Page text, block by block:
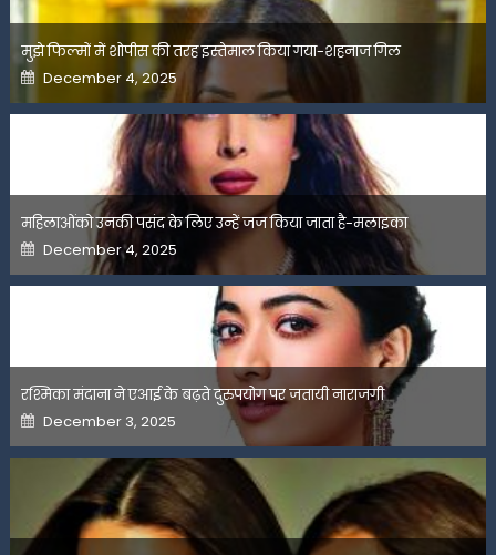
मुझे फिल्मों में शोपीस की तरह इस्तेमाल किया गया-शहनाज गिल
Posted
on
December 4, 2025
महिलाओंको उनकी पसंद के लिए उन्हें जज किया जाता है-मलाइका
Posted
on
December 4, 2025
रश्मिका मंदाना ने एआई के बढ़ते दुरुपयोग पर जतायी नाराजगी
Posted
on
December 3, 2025